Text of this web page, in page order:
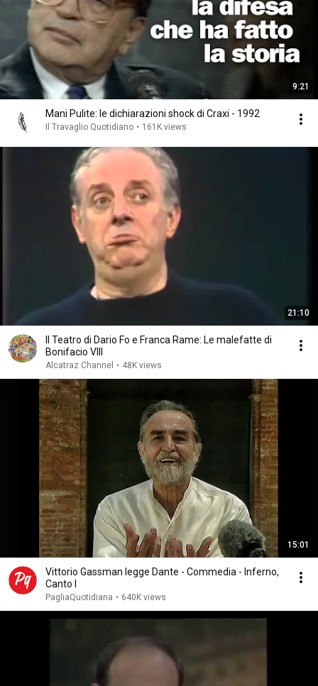
9:21
Mani Pulite: le dichiarazioni shock di Craxi - 1992
Il Travaglio Quotidiano • 161K views
21:10
Il Teatro di Dario Fo e Franca Rame: Le malefatte di
Bonifacio VIII
Alcatraz Channel • 48K views
15:01
Vittorio Gassman legge Dante - Commedia - Inferno,
Canto I
PagliaQuotidiana • 640K views